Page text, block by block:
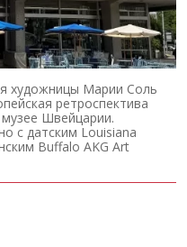
художницы Марии Соль
ретроспектива
Швейцарии.
с датским Louisiana
Buffalo AKG Art